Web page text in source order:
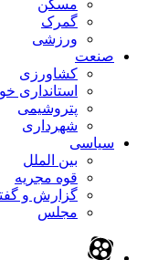
مسکن
گمرک
ورزشی
صنعت
کشاورزی
استانداری
پتروشیمی
شهرداری
سیاسی
بین الملل
قوه مجریه
گزارش و
مجلس